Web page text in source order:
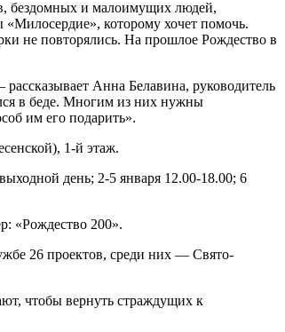
бездомных и малоимущих людей,
которому хочет помочь.
не повторялись. На прошлое Рождество в
Анна Белавина, руководитель
в беде. Многим из них нужны
им его подарить».
1-й этаж.
день; 2-5 января 12.00-18.00; 6
«Рождество 200».
26 проектов, среди них — Свято-
чтобы вернуть страждущих к